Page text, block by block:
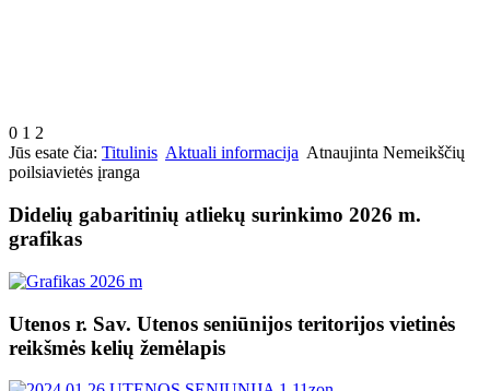
0 1 2
Jūs esate čia: Titulinis Aktuali informacija Atnaujinta Nemeikščių
poilsiavietės įranga
Didelių gabaritinių atliekų surinkimo 2026 m.
grafikas
Utenos r. Sav. Utenos seniūnijos teritorijos vietinės
reikšmės kelių žemėlapis